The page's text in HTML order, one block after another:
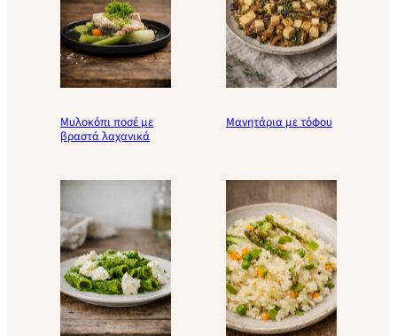
Μυλοκόπι ποσέ με
βραστά λαχανικά
Μανητάρια με τόφου